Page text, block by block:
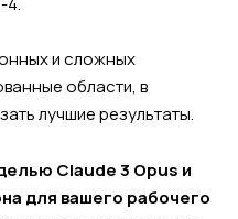
и сложных
области, в
лучшие результаты.
Claude 3 Opus и
для вашего рабочего